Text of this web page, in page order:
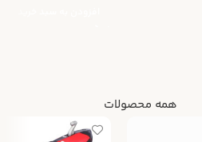
همه محصولات